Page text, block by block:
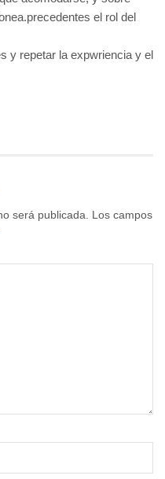
el rol del
y repetar la expwriencia y el
será publicada.
Los campos